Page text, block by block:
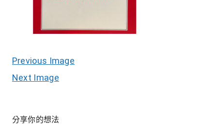
Previous Image
Next Image
分享你的想法